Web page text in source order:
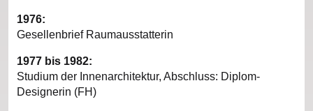
1976:
Gesellenbrief Raumausstatterin
1977 bis 1982:
Studium der Innenarchitektur, Abschluss: Diplom-
Designerin (FH)